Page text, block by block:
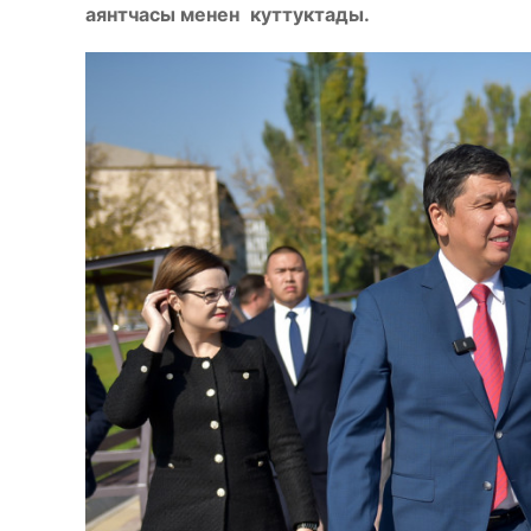
аянтчасы менен куттуктады.